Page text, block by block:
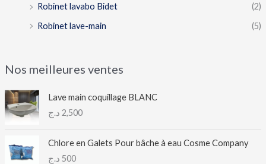
Robinet lavabo Bidet
(2)
Robinet lave-main
(5)
Nos meilleures ventes
Lave main coquillage BLANC
2,500 د.ج
Chlore en Galets Pour bâche à eau Cosme Company
500 د.ج